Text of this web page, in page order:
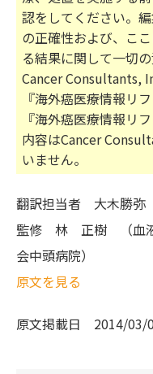
認をしてください。
の正確性および、こ
る結果に関して一切
Cancer Consultants,
『海外癌医療情報リ
『海外癌医療情報リ
内容はCancer
いません。
翻訳担当者 大木勝弥
監修 林 正樹 （血液
会中頭病院）
原文を見る
原文掲載日 2014/03/